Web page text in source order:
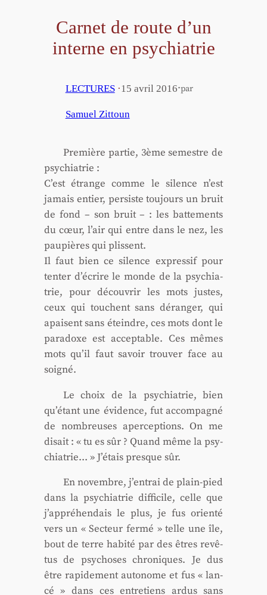
Carnet de route d’un
interne en psychiatrie
LECTURES·15 avril 2016·par
Samuel Zittoun
Pre­mière par­tie, 3ème semestre de
psy­chia­trie :
C’est étrange comme le silence n’est
jamais entier, per­siste tou­jours un bruit
de fond – son bruit – : les bat­te­ments
du cœur, l’air qui entre dans le nez, les
pau­pières qui plissent.
Il faut bien ce silence expres­sif pour
ten­ter d’écrire le monde de la psy­chia­
trie, pour décou­vrir les mots justes,
ceux qui touchent sans déran­ger, qui
apaisent sans éteindre, ces mots dont le
para­doxe est accep­table. Ces mêmes
mots qu’il faut savoir trou­ver face au
soi­gné.
Le choix de la psy­chia­trie, bien
qu’étant une évi­dence, fut accom­pa­gné
de nom­breuses aper­cep­tions. On me
disait : « tu es sûr ? Quand même la psy­
chia­trie… » J’étais presque sûr.
En novembre, j’entrai de plain-pied
dans la psy­chia­trie dif­fi­cile, celle que
j’appréhendais le plus, je fus orien­té
vers un « Sec­teur fer­mé » telle une île,
bout de terre habi­té par des êtres revê­
tus de psy­choses chro­niques. Je dus
être rapi­de­ment auto­nome et fus « lan­
cé » dans ces entre­tiens ardus sans